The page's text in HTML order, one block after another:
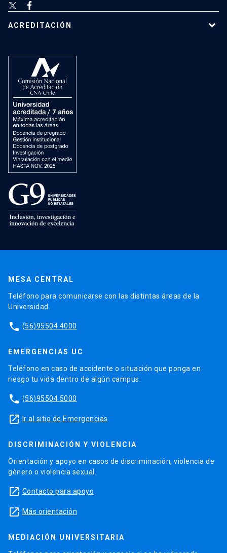
ACREDITACIÓN
MESA CENTRAL
Teléfono para comunicarse con las distintas áreas de la
Universidad.
phone (56)95504 4000
EMERGENCIAS UC
Teléfono en caso de accidente o situación que ponga en
riesgo tu vida dentro de algún campus.
phone (56)95504 5000
launch Ir al sitio de Emergencias
DISCRIMINACIÓN Y VIOLENCIA
Orientación y apoyo en casos de discriminación, violencia de
género o violencia sexual.
launch Contacto para apoyo
launch Más orientación
MEDIACIÓN UNIVERSITARIA